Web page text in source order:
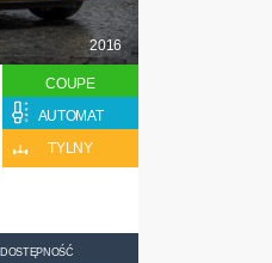
2016
COUPE
AUTOMAT
TYLNY
DOSTĘPNOŚĆ